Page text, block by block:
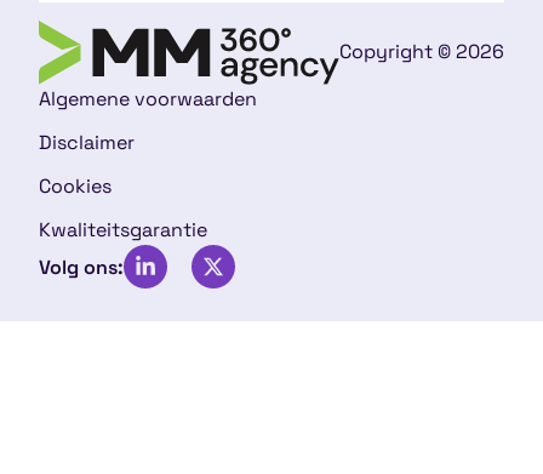
Copyright © 2026
Algemene voorwaarden
Disclaimer
Cookies
Kwaliteitsgarantie
Volg ons: